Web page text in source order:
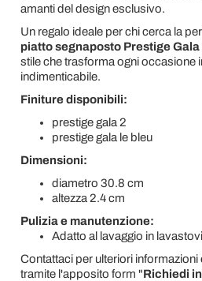
amanti del design esclusivo.
Un regalo ideale per chi cerca la
piatto segnaposto Prestige Gala
stile che trasforma ogni occasione
indimenticabile.
Finiture disponibili:
prestige gala 2
prestige gala le bleu
Dimensioni:
diametro 30.8 cm
altezza 2.4 cm
Pulizia e manutenzione:
Adatto al lavaggio in
Contattaci per ulteriori informazioni
tramite l'apposito form "Richiedi